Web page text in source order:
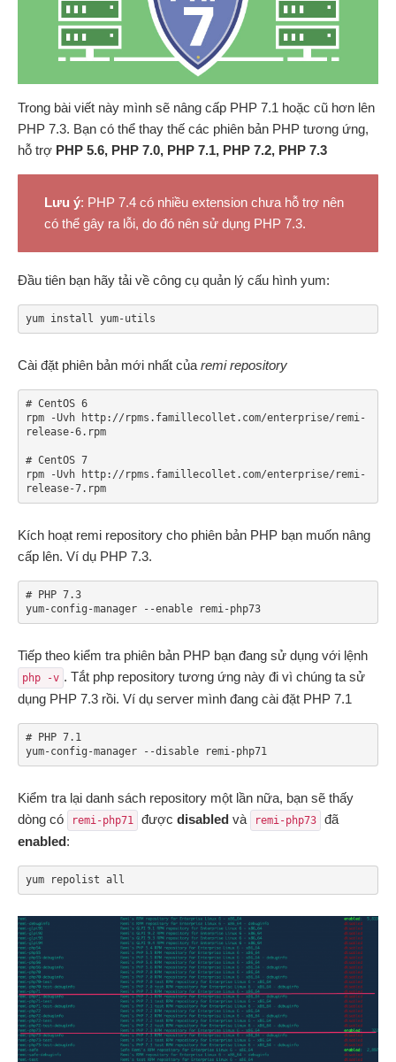
Trong bài viết này mình sẽ nâng cấp PHP 7.1 hoặc cũ hơn lên
PHP 7.3. Bạn có thể thay thế các phiên bản PHP tương ứng,
hỗ trợ PHP 5.6, PHP 7.0, PHP 7.1, PHP 7.2, PHP 7.3
Lưu ý: PHP 7.4 có nhiều extension chưa hỗ trợ nên
có thể gây ra lỗi, do đó nên sử dụng PHP 7.3.
Đầu tiên bạn hãy tải về công cụ quản lý cấu hình yum:
yum install yum-utils
Cài đặt phiên bản mới nhất của remi repository
# CentOS 6
rpm -Uvh http://rpms.famillecollet.com/enterprise/remi-
release-6.rpm
# CentOS 7
rpm -Uvh http://rpms.famillecollet.com/enterprise/remi-
release-7.rpm
Kích hoạt remi repository cho phiên bản PHP bạn muốn nâng
cấp lên. Ví dụ PHP 7.3.
# PHP 7.3
yum-config-manager --enable remi-php73
Tiếp theo kiểm tra phiên bản PHP bạn đang sử dụng với lệnh
php -v . Tắt php repository tương ứng này đi vì chúng ta sử
dụng PHP 7.3 rồi. Ví dụ server mình đang cài đặt PHP 7.1
# PHP 7.1
yum-config-manager --disable remi-php71
Kiểm tra lại danh sách repository một lần nữa, bạn sẽ thấy
dòng có
remi-php71 được disabled và remi-php73
đã
enabled:
yum repolist all